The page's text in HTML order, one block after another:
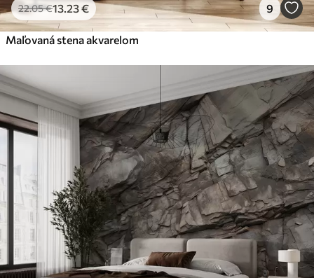
22.05€13 .23€ 9
Maľovaná stena akvarelom